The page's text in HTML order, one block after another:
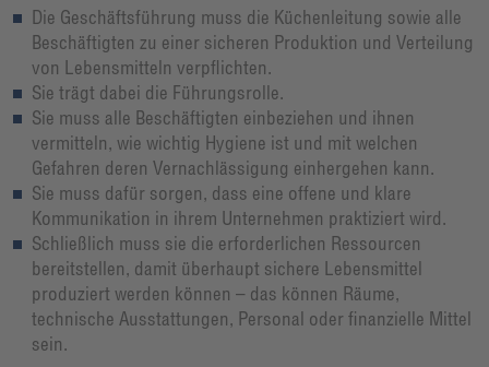
Die Geschäftsführung muss die Küchenleitung sowie alle
Beschäftigten zu einer sicheren Produktion und Verteilung
von Lebensmitteln verpflichten.
Sie trägt dabei die Führungsrolle.
Sie muss alle Beschäftigten einbeziehen und ihnen
vermitteln, wie wichtig Hygiene ist und mit welchen
Gefahren deren Vernachlässigung einhergehen kann.
Sie muss dafür sorgen, dass eine offene und klare
Kommunikation in ihrem Unternehmen praktiziert wird.
Schließlich muss sie die erforderlichen Ressourcen
bereitstellen, damit überhaupt sichere Lebensmittel
produziert werden können – das können Räume,
technische Ausstattungen, Personal oder finanzielle Mittel
sein.